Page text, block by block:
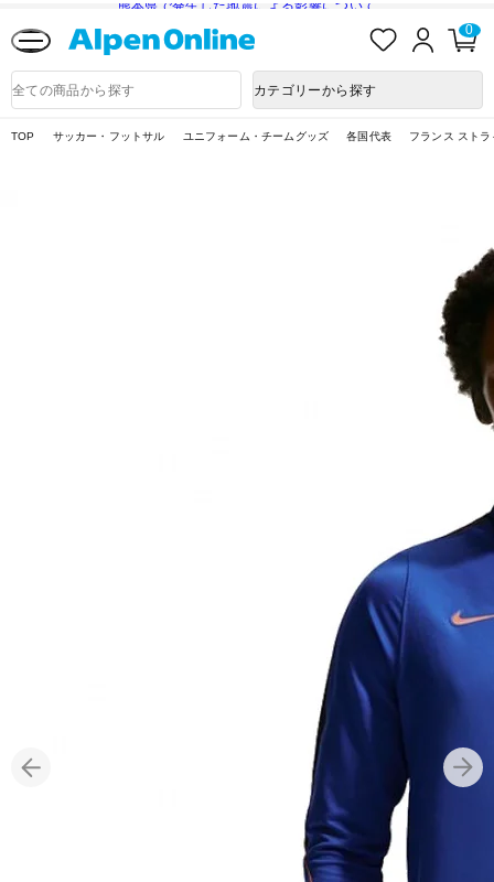
熊本県で発生した地震による影響について
入
ロ
ン
0
品
検
カテゴリーから探す
TOP サッカー・フットサル ユニフォーム・チームグッズ 各国代表 フランス スト